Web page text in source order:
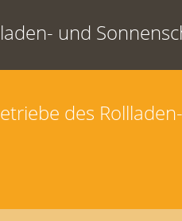
und
des